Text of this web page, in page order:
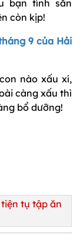
bạn tính săn
còn kịp!
9 của Hải
nào xấu xí,
càng xấu thì
bổ dưỡng!
tụ tập ăn